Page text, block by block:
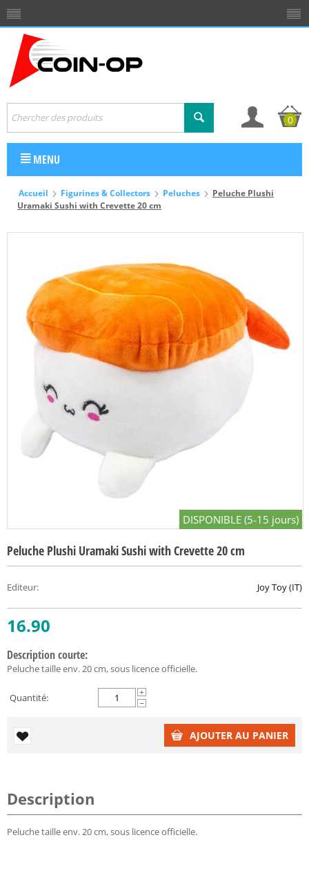
0
MENU
Accueil Figurines & Collectors Peluches
Peluche Plushi
Uramaki Sushi with Crevette 20 cm
DISPONIBLE (5-15 jours)
Peluche Plushi Uramaki Sushi with Crevette 20 cm
Editeur: Joy Toy (IT)
16.90
Description courte:
Peluche taille env. 20 cm, sous licence officielle.
Quantité:
+
−
AJOUTER AU PANIER
Description
Peluche taille env. 20 cm, sous licence officielle.